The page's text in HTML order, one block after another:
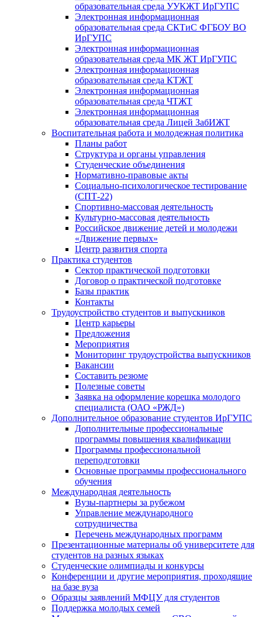
образовательная среда УУКЖТ ИрГУПС
Электронная информационная
образовательная среда СКТиС ФГБОУ ВО
ИрГУПС
Электронная информационная
образовательная среда МК ЖТ ИрГУПС
Электронная информационная
образовательная среда КТЖТ
Электронная информационная
образовательная среда ЧТЖТ
Электронная информационная
образовательная среда Лицей ЗабИЖТ
Воспитательная работа и молодежная политика
Планы работ
Структура и органы управления
Студенческие объединения
Нормативно-правовые акты
Социально-психологическое тестирование
(СПТ-22)
Спортивно-массовая деятельность
Культурно-массовая деятельность
Российское движение детей и молодежи
«Движение первых»
Центр развития спорта
Практика студентов
Сектор практической подготовки
Договор о практической подготовке
Базы практик
Контакты
Трудоустройство студентов и выпускников
Центр карьеры
Предложения
Мероприятия
Мониторинг трудоустройства выпускников
Вакансии
Составить резюме
Полезные советы
Заявка на оформление корешка молодого
специалиста (ОАО «РЖД»)
Дополнительное образование студентов ИрГУПС
Дополнительные профессиональные
программы повышения квалификации
Программы профессиональной
переподготовки
Основные программы профессионального
обучения
Международная деятельность
Вузы-партнеры за рубежом
Управление международного
сотрудничества
Перечень международных программ
Презентационные материалы об университете для
студентов на разных языках
Студенческие олимпиады и конкурсы
Конференции и другие мероприятия, проходящие
на базе вуза
Образцы заявлений МФЦУ для студентов
Поддержка молодых семей